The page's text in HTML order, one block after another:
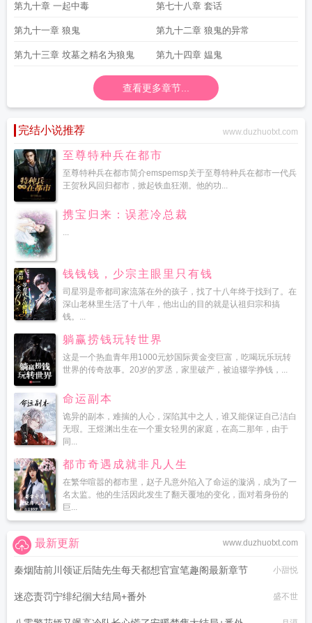
第九十章 一起中毒 第七十八章 套话
第九十一章 狼鬼 第九十二章 狼鬼的异常
第九十三章 坟墓之精名为狼鬼 第九十四章 媪鬼
查看更多章节...
完结小说推荐 www.duzhuotxt.com
至尊特种兵在都市
至尊特种兵在都市简介emspemsp关于至尊特种兵在都市一代兵
王贺秋风回归都市，掀起铁血狂潮。他的功...
携宝归来：误惹冷总裁
...
钱钱钱，少宗主眼里只有钱
司星羽是帝都司家流落在外的孩子，找了十八年终于找到了。在
深山老林里生活了十八年，他出山的目的就是认祖归宗和搞
钱。...
躺赢捞钱玩转世界
这是一个热血青年用1000元炒国际黄金变巨富，吃喝玩乐玩转
世界的传奇故事。20岁的罗丞，家里破产，被迫辍学挣钱，...
命运副本
诡异的副本，难揣的人心，深陷其中之人，谁又能保证自己洁白
无瑕。王煜渊出生在一个重女轻男的家庭，在高二那年，由于
同...
都市奇遇成就非凡人生
在繁华喧嚣的都市里，赵子凡意外陷入了命运的漩涡，成为了一
名太监。他的生活因此发生了翻天覆地的变化，面对着身份的
巨...
www.duzhuotxt.com
最新更新
秦烟陆前川领证后陆先生每天都想官宣笔趣阁最新章节 小甜悦
迷恋责罚宁绯纪徊大结局+番外 盛不世